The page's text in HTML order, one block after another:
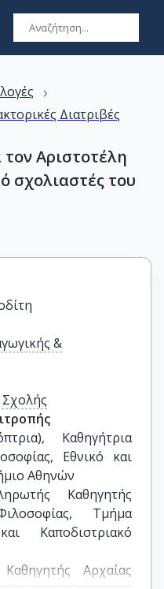
›
Διατριβές
Αριστοτέλη
σχολιαστές του
&
Καθηγήτρια
Εθνικό και
Αθηνών
Καθηγητής
Tμήμα
Καποδιστριακό
Αρχαίας